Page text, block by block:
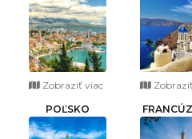
Zobraziť viac
POĽSKO